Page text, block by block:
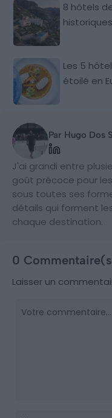
8 hôtels
Les 5
étoilé en
Par Hugo Dos
J'ai grandi entre
goût précoce pour
sous toutes ses
détails qui forment
chaque destination.
0
Laisser un